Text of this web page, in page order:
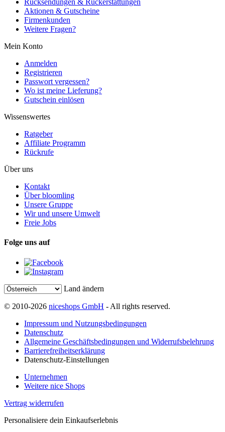
Rücksendungen & Rückerstattungen
Aktionen & Gutscheine
Firmenkunden
Weitere Fragen?
Mein Konto
Anmelden
Registrieren
Passwort vergessen?
Wo ist meine Lieferung?
Gutschein einlösen
Wissenswertes
Ratgeber
Affiliate Programm
Rückrufe
Über uns
Kontakt
Über bloomling
Unsere Gruppe
Wir und unsere Umwelt
Freie Jobs
Folge uns auf
Land ändern
© 2010-2026 niceshops GmbH - All rights reserved.
Impressum und Nutzungsbedingungen
Datenschutz
Allgemeine Geschäftsbedingungen und Widerrufsbelehrung
Barrierefreiheitserklärung
Datenschutz-Einstellungen
Unternehmen
Weitere nice Shops
Vertrag widerrufen
Personalisiere dein Einkaufserlebnis